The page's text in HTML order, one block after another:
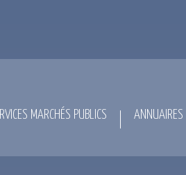
MARCHÉS PUBLICS ANNUAIRES